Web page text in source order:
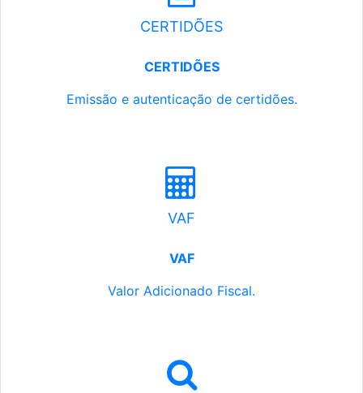
CERTIDÕES
CERTIDÕES
Emissão e autenticação de certidões.
VAF
VAF
Valor Adicionado Fiscal.